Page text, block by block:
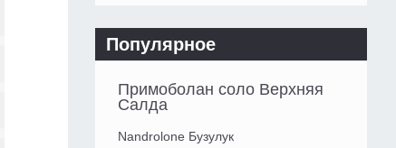
Популярное
Примоболан соло Верхняя
Салда
Nandrolone Бузулук